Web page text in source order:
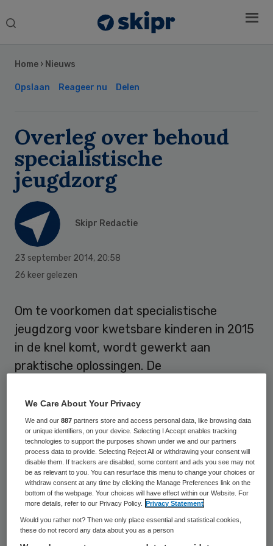
Search
Home › Nieuws
Opslaan Reageer nu Delen
Overleg over behoud
specialistische
jeugdzorg
Skipr Redactie
23 september 2014, 20:58
26 keer gelezen
Om te voorkomen dat specialistische
jeugdzorg voor kwetsbare kinderen in 2015
in de knel komt, wordt gewerkt aan
praktische oplossingen. De
(Volksgezondheid) en Fred Teeven
(Justitie) meldden dinsdagavond aan de
Tweede Kamer dat zij met de Vereniging
Nederlandse Gemeenten (VNG) en
zorgaanbieders oplossingen bekijken,
bijvoorbeeld of gemeenten in een regio
samen specialistische zorg kunnen inkopen.
Volgens het kabinet zijn afspraken in de
Sidebar
We Care About Your Privacy
We and our887 partners store and access personal data, like browsing data
or unique identifiers, on your device. Selecting I Accept enables tracking
technologies to support the purposes shown under we and our partners
process data to provide. Selecting Reject All or withdrawing your consent will
disable them. If trackers are disabled, some content and ads you see may not
be as relevant to you. You can resurface this menu to change your choices or
withdraw consent at any time by clicking the Manage Preferences link on the
bottom of the webpage. Your choices will have effect within our Website. For
more details, refer to our Privacy Policy.
Privacy Statement
Would you rather not? Then we only place essential and statistical cookies,
these do not record any data about you as a person